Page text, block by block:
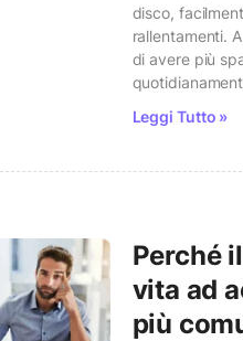
disco,
rallentamenti.
di avere più
Leggi Tutto »
Perché
vita ad
più